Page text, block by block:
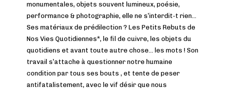
monumentales, objets souvent lumineux, poésie,
performance & photographie, elle ne s’interdit-t rien…
Ses matériaux de prédilection ? Les Petits Rebuts de
Nos Vies Quotidiennes*, le fil de cuivre, les objets du
quotidiens et avant toute autre chose… les mots ! Son
travail s’attache à questionner notre humaine
condition par tous ses bouts , et tente de peser
antifatalistement, avec le vif désir que nous